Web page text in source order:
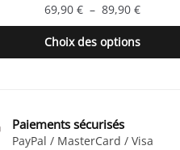
69,90€ – 89,90€Plage
de
prix :
69,90 €
Choix des options
Ce
produit
variations.
Les
Paiements sécurisés
PayPal / MasterCard / Visa